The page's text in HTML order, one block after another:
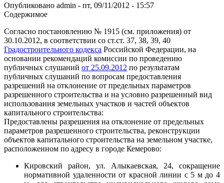
Опубликовано admin - пт, 09/11/2012 - 15:57
Содержимое
Согласно постановлению № 1915 (см. приложения) от
30.10.2012, в соответствии со ст.ст. 37, 38, 39, 40
Градостроительного кодекса Российской Федерации, на
основании рекомендаций комиссии по проведению
публичных слушаний от 25.09.2012 по результатам
публичных слушаний по вопросам предоставления
разрешений на отклонение от предельных параметров
разрешенного строительства и на условно разрешенный вид
использования земельных участков и частей объектов
капитального строительства:
Предоставлены разрешения на отклонение от предельных
параметров разрешенного строительства, реконструкции
объектов капитального строительства на земельном участке,
расположенном по адресу в городе Кемерово:
Кировский район, ул. Алыкаевская, 24, сокращение
нормативной удаленности от красной линии с 5 м до 4